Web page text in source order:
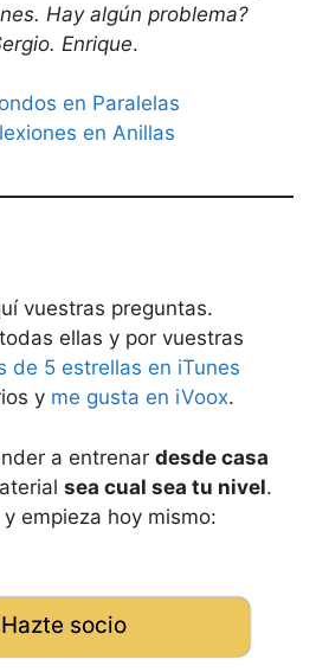
Hay algún problema?
Enrique.
en Paralelas
en Anillas
vuestras preguntas.
ellas y por vuestras
de 5 estrellas en iTunes
y me gusta en iVoox.
a entrenar desde casa
sea cual sea tu nivel.
empieza hoy mismo:
Hazte socio